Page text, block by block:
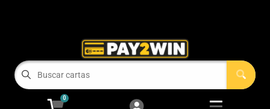
Menu
COMPRAMOS TUS CARTAS!
0